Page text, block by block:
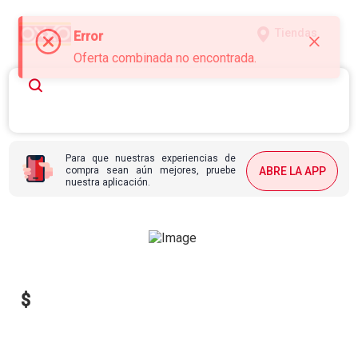
Error
Oferta combinada no encontrada.
Tiendas
Para que nuestras experiencias de
compra sean aún mejores, pruebe
nuestra aplicación.
ABRE LA APP
$